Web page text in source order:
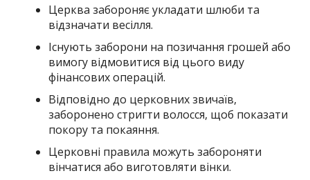
Церква забороняє укладати шлюби та
відзначати весілля.
Існують заборони на позичання грошей або
вимогу відмовитися від цього виду
фінансових операцій.
Відповідно до церковних звичаїв,
заборонено стригти волосся, щоб показати
покору та покаяння.
Церковні правила можуть забороняти
вінчатися або виготовляти вінки.